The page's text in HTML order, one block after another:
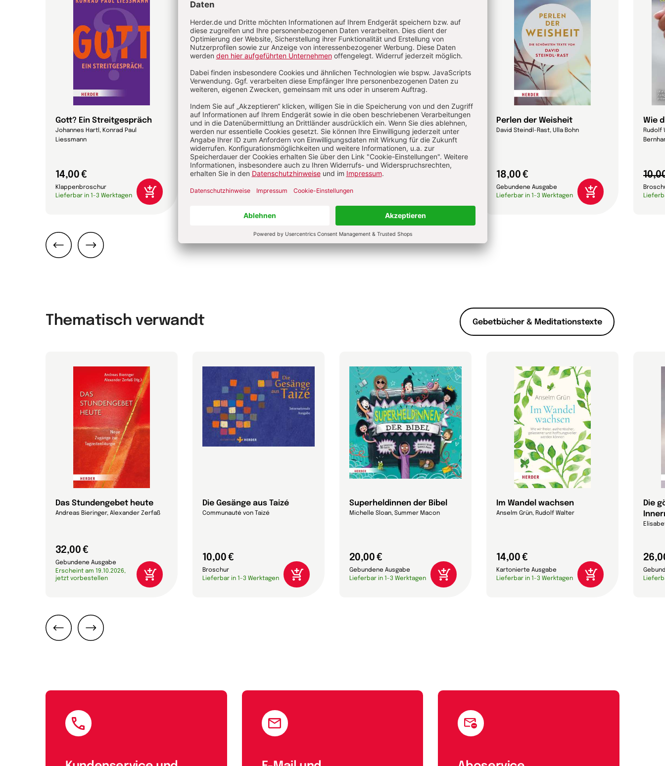
Gott? Ein Streitgespräch
Johannes Hartl, Konrad Paul
Liessmann
14,00 €
Klappenbroschur
Lieferbar in 1-3 Werktagen
Magnifica humanitas
Papst Leo XIV.
16,00 €
Gebundene Ausgabe
Lieferbar in 1-3 Werktagen
Älterwerden – wie geht das?
Anselm Grün, Gabriela Herpell,
Sebastian Herrmann u.a.
9,00 € 4,50 €
Perlen der Weisheit
David Steindl-Rast, Ulla Bohn
18,00 €
Gebundene Ausgabe
Lieferbar in 1-3 Werktagen
Wie
Rudolf
Thematisch verwandt Gebetbücher & Meditationstexte
Das Stundengebet heute
Andreas Bieringer, Alexander Zerfaß
32,00 €
Gebundene Ausgabe
Erscheint am 19.10.2026,
jetzt vorbestellen
Die Gesänge aus Taizé
Communauté von Taizé
10,00 €
Broschur
Lieferbar in 1-3 Werktagen
Superheldinnen der Bibel
Michelle Sloan, Summer Macon
20,00 €
Gebundene Ausgabe
Lieferbar in 1-3 Werktagen
Im Wandel wachsen
Anselm Grün, Rudolf Walter
14,00 €
Kartonierte Ausgabe
Lieferbar in 1-3 Werktagen
Die